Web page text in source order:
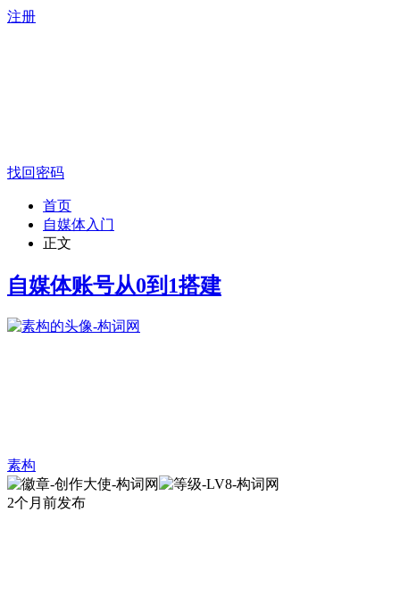
注册
找回密码
首页
自媒体入门
正文
自媒体账号从0到1搭建
素构
2个月前发布